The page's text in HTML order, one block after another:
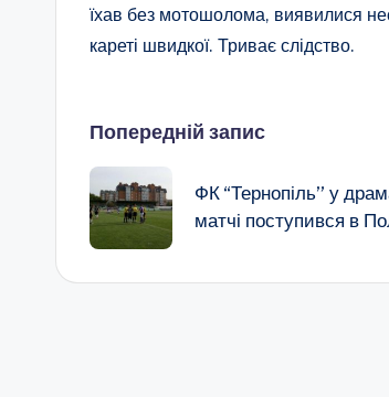
їхав без мотошолома, виявилися
кареті швидкої. Триває слідство.
Навігація
по
запису
Попередній запис
ФК “Тернопіль” у
матчі поступився в